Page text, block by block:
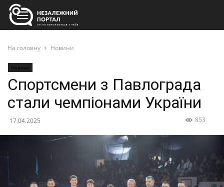
На головну Новини
Новини
Спортсмени з Павлограда
стали чемпіонами України
17.04.2025 853